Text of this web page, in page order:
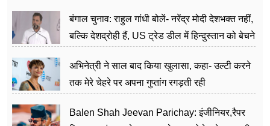
बंगाल चुनाव: राहुल गांधी बोलें- नरेंद्र मोदी देशभक्त नहीं,
बल्कि देशद्रोही हैं, US ट्रेड डील में हिन्दुस्तान को बेचने
अभिनेत्री ने साल बाद किया खुलासा, कहा- उल्टी करने
तक मेरे चेहरे पर अपना गुप्तांग रगड़ती रही
Balen Shah Jeevan Parichay: इंजीनियर,रैपर